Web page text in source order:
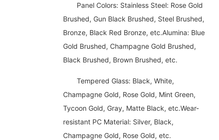
Panel Colors: Stainless Steel: Rose Gold
Brushed, Gun Black Brushed, Steel Brushed,
Bronze, Black Red Bronze, etc.Alumina: Blue
Gold Brushed, Champagne Gold Brushed,
Black Brushed, Brown Brushed, etc.
Tempered Glass: Black, White,
Champagne Gold, Rose Gold, Mint Green,
Tycoon Gold, Gray, Matte Black, etc.Wear-
resistant PC Material: Silver, Black,
Champagne Gold, Rose Gold, etc.